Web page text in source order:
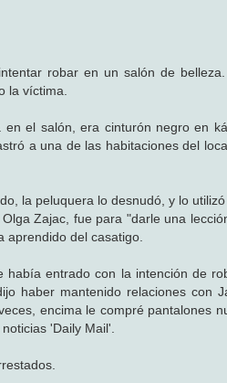
robar en un salón de
la víctima.
el salón, era cinturón negro en
a una de las habitaciones del
la peluquera lo desnudó, y lo
Zajac, fue para "darle una
aprendido del casatigo.
entrado con la intención de
haber mantenido relaciones con
encima le compré pantalones
'Daily Mail'.